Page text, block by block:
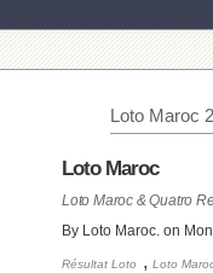
Loto Maroc
Loto Maroc
By Loto Maroc. on
Résultat Loto , Loto